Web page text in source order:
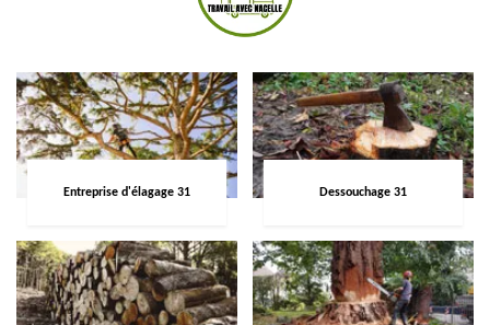
Entreprise d'élagage 31 Dessouchage 31